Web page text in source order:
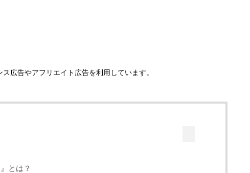
広告やアフリエイト広告を利用しています。
とは？